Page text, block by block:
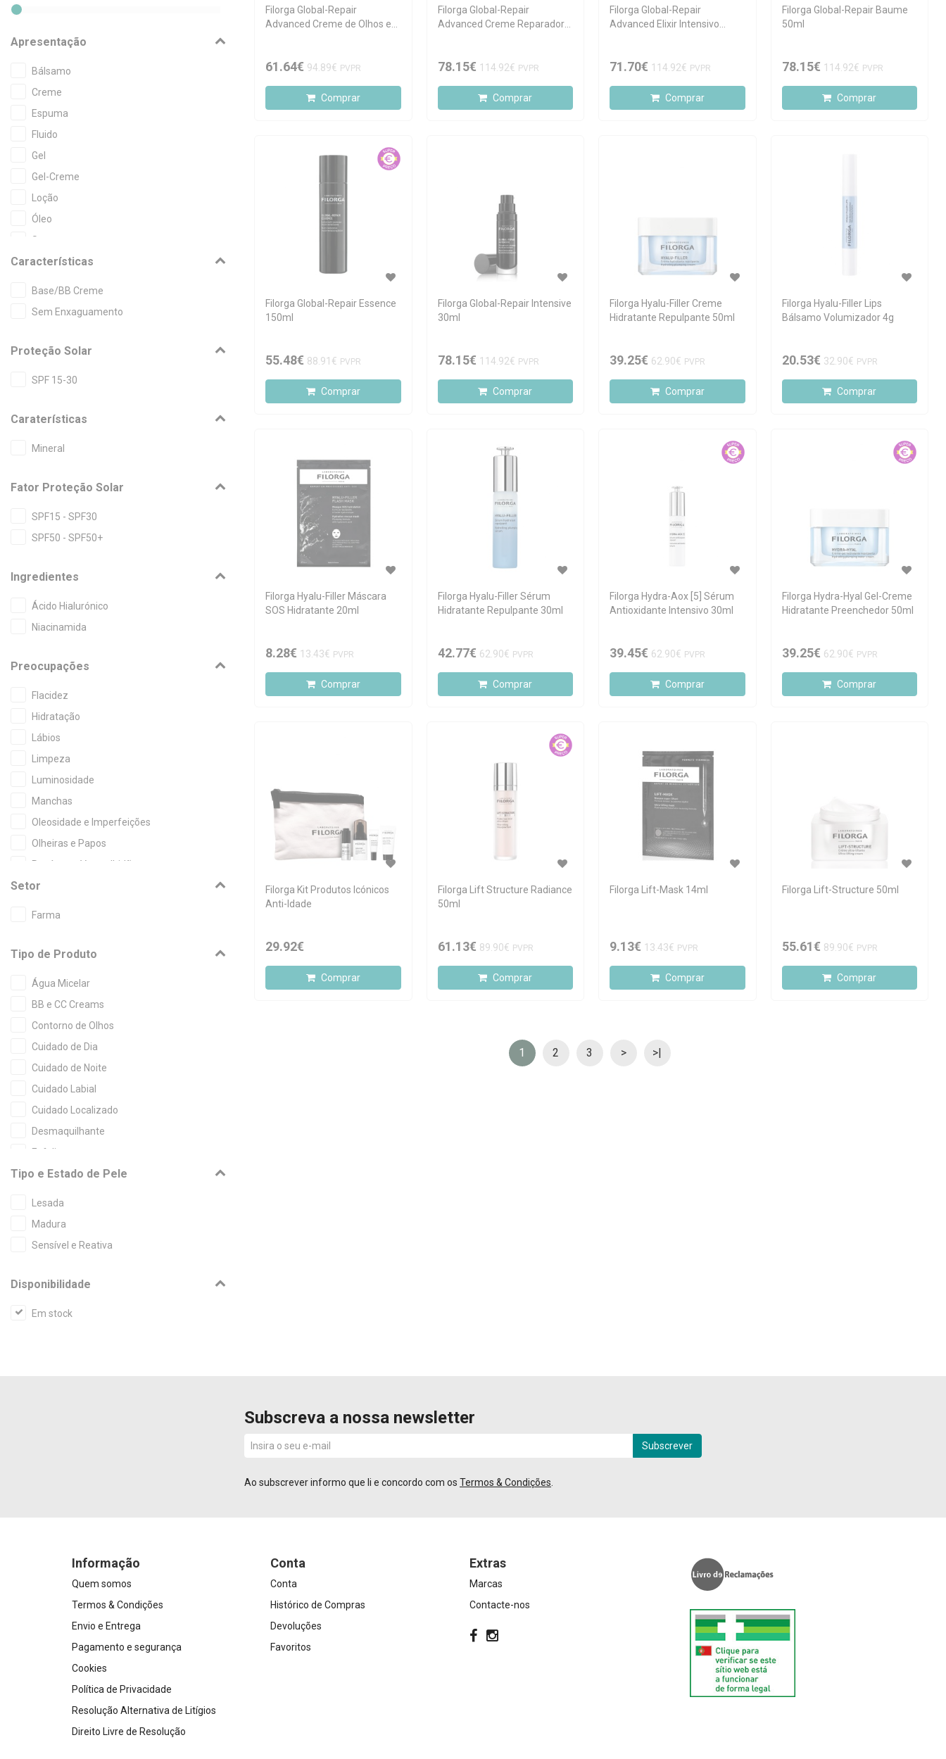
Apresentação
Bálsamo
Creme
Espuma
Fluido
Gel
Gel-Creme
Loção
Óleo
Spray
Características
Base/BB Creme
Sem Enxaguamento
Proteção Solar
SPF 15-30
Caraterísticas
Mineral
Fator Proteção Solar
SPF15 - SPF30
SPF50 - SPF50+
Ingredientes
Ácido Hialurónico
Niacinamida
Preocupações
Flacidez
Hidratação
Lábios
Limpeza
Luminosidade
Manchas
Oleosidade e Imperfeições
Olheiras e Papos
Rosácea e Vermelhidão
Rugas
Setor
Farma
Tipo de Produto
Água Micelar
BB e CC Creams
Contorno de Olhos
Cuidado de Dia
Cuidado de Noite
Cuidado Labial
Cuidado Localizado
Desmaquilhante
Esfoliante
Limpeza com Enxaguamento
Tipo e Estado de Pele
Lesada
Madura
Sensível e Reativa
Disponibilidade
Em stock
Filorga Global-Repair
Advanced Creme de Olhos e
61.64€ 94.89€ PVPR
Comprar
Filorga Global-Repair
Advanced Creme Reparador
78.15€ 114.92€ PVPR
Comprar
Filorga Global-Repair
Advanced Elixir Intensivo
71.70€ 114.92€ PVPR
Comprar
Filorga Global-Repair Baume
50ml
78.15€ 114.92€ PVPR
Comprar
Filorga Global-Repair Essence
150ml
55.48€ 88.91€ PVPR
Comprar
Filorga Global-Repair Intensive
30ml
78.15€ 114.92€ PVPR
Comprar
Filorga Hyalu-Filler Creme
Hidratante Repulpante 50ml
39.25€ 62.90€ PVPR
Comprar
Filorga Hyalu-Filler Lips
Bálsamo Volumizador 4g
20.53€ 32.90€ PVPR
Comprar
Filorga Hyalu-Filler Máscara
SOS Hidratante 20ml
8.28€ 13.43€ PVPR
Comprar
Filorga Hyalu-Filler Sérum
Hidratante Repulpante 30ml
42.77€ 62.90€ PVPR
Comprar
Filorga Hydra-Aox [5] Sérum
Antioxidante Intensivo 30ml
39.45€ 62.90€ PVPR
Comprar
Filorga Hydra-Hyal Gel-Creme
Hidratante Preenchedor 50ml
39.25€ 62.90€ PVPR
Comprar
Filorga Kit Produtos Icónicos
Anti-Idade
29.92€
Comprar
Filorga Lift Structure Radiance
50ml
61.13€ 89.90€ PVPR
Comprar
Filorga Lift-Mask 14ml
9.13€ 13.43€ PVPR
Comprar
Filorga Lift-Structure 50ml
55.61€ 89.90€ PVPR
Comprar
1 2 3 > >|
Subscreva a nossa newsletter
Subscrever
Ao subscrever informo que li e concordo com os Termos & Condições
Informação
Quem somos
Termos & Condições
Envio e Entrega
Pagamento e segurança
Cookies
Política de Privacidade
Resolução Alternativa de Litígios
Direito Livre de Resolução
Conta
Conta
Histórico de Compras
Devoluções
Favoritos
Extras
Marcas
Contacte-nos